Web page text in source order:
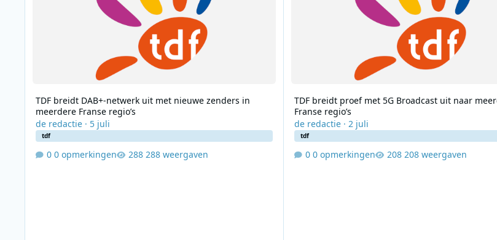
TDF breidt DAB+-netwerk uit met nieuwe zenders in
meerdere Franse regio’s
de redactie· 5 juli
tdf
0 opmerkingen 288 weergaven
TDF breidt proef met 5G Broadcast uit naar
Franse regio’s
de redactie· 2 juli
tdf
0 opmerkingen 208 weergaven